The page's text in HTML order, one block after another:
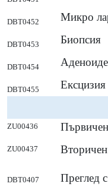
DBT0452 Микро
DBT0453 Биопсия
DBT0454
DBT0455 Ексцизия
ZU00436 Първичен
ZU00437 Вторичен
DBT0407 Преглед